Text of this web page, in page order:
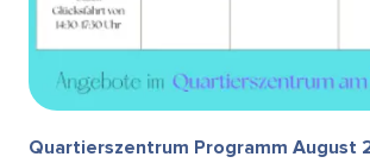
Quartierszentrum Programm August